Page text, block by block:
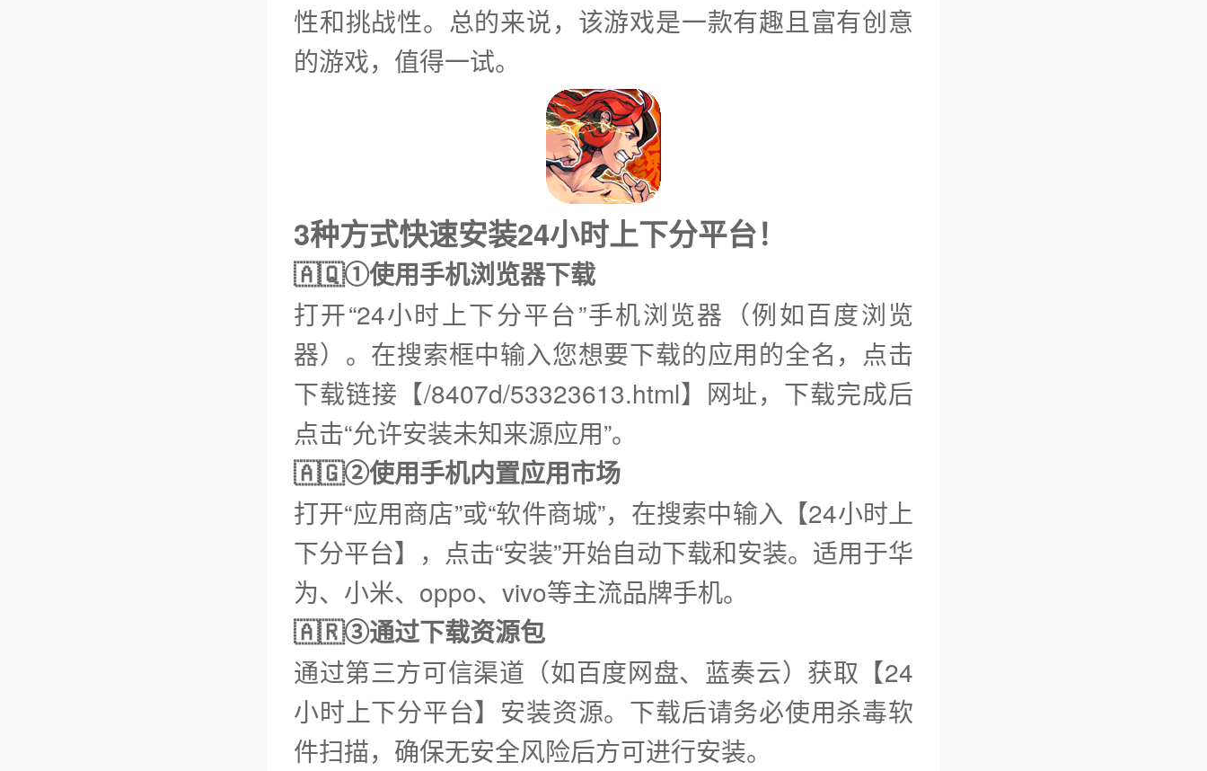
性和挑战性。总的来说，该游戏是一款有趣且富有创意
的游戏，值得一试。
3种方式快速安装24小时上下分平台！
🇦🇶①使用手机浏览器下载
打开“24小时上下分平台”手机浏览器（例如百度浏览
器）。在搜索框中输入您想要下载的应用的全名，点击
下载链接【/8407d/53323613.html】网址，下载完成后
点击“允许安装未知来源应用”。
🇦🇬②使用手机内置应用市场
打开“应用商店”或“软件商城”，在搜索中输入【24小时上
下分平台】，点击“安装”开始自动下载和安装。适用于华
为、小米、oppo、vivo等主流品牌手机。
🇦🇷③通过下载资源包
通过第三方可信渠道（如百度网盘、蓝奏云）获取【24
小时上下分平台】安装资源。下载后请务必使用杀毒软
件扫描，确保无安全风险后方可进行安装。